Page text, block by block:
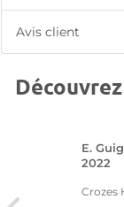
Avis client
E.
2022
Crozes